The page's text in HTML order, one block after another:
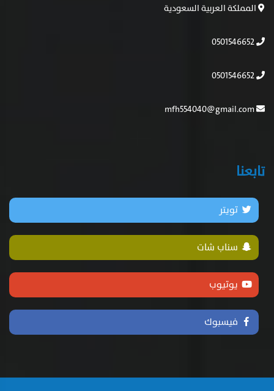
المملكة العربية السعودية
تابعنا
تويتر
سناب شات
يوتيوب
فيسبوك